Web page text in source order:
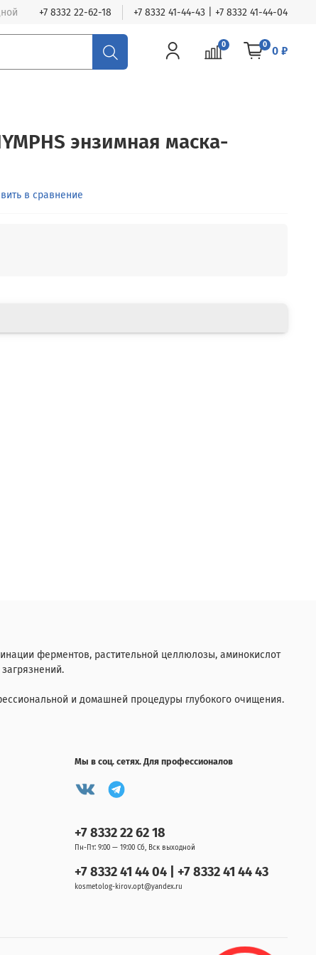
+7 8332 22-62-18 +7 8332 41-44-43 | +7 8332 41-44-04
0 0 0 ₽
энзимная маска-
в сравнение
ферментов, растительной целлюлозы, аминокислот
и домашней процедуры глубокого очищения.
Мы в соц. сетях. Для профессионалов
+7 8332 22 62 18
Пн-Пт: 9:00 — 19:00 Сб, Вск выходной
+7 8332 41 44 04 | +7 8332 41 44 43
kosmetolog-kirov.opt@yandex.ru